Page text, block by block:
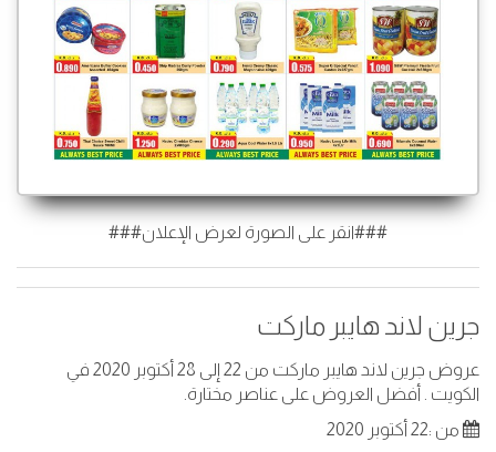
###انقر على الصورة لعرض الإعلان###
جرين لاند هايبر ماركت
عروض جرين لاند هايبر ماركت من 22 إلى 28 أكتوبر 2020 في
الكويت . أفضل العروض على عناصر مختارة.
من :22 أكتوبر 2020